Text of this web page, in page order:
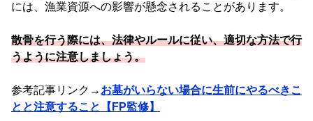
には、漁業資源への影響が懸念されることがあります。
散骨を行う際には、法律やルールに従い、適切な方法で行
うように注意しましょう。
参考記事リンク→ お墓がいらない場合に生前にやるべきこ
とと注意すること【FP監修】